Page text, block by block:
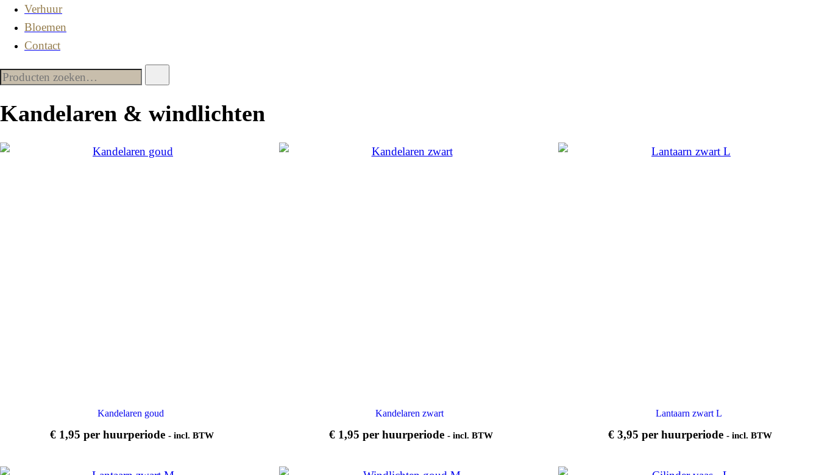
Verhuur
Bloemen
Contact
Kandelaren & windlichten
Kandelaren goud
€ 1,95 per huurperiode - incl. BTW
Kandelaren zwart
€ 1,95 per huurperiode - incl. BTW
Lantaarn zwart L
€ 3,95 per huurperiode - incl. BTW